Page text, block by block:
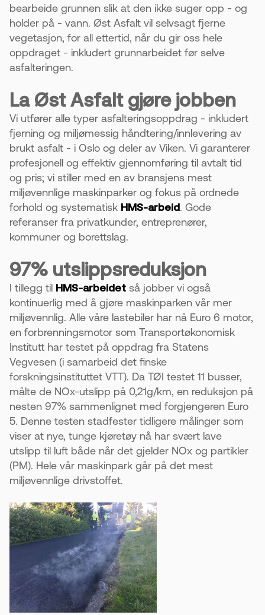
bearbeide grunnen slik at den ikke suger opp - og
holder på - vann. Øst Asfalt vil selvsagt fjerne
vegetasjon, for all ettertid, når du gir oss hele
oppdraget - inkludert grunnarbeidet før selve
asfalteringen.
La Øst Asfalt gjøre jobben
Vi utfører alle typer asfalteringsoppdrag - inkludert
fjerning og miljømessig håndtering/innlevering av
brukt asfalt - i Oslo og deler av Viken. Vi garanterer
profesjonell og effektiv gjennomføring til avtalt tid
og pris; vi stiller med en av bransjens mest
miljøvennlige maskinparker og fokus på ordnede
forhold og systematisk HMS-arbeid. Gode
referanser fra privatkunder, entreprenører,
kommuner og borettslag.
97% utslippsreduksjon
I tillegg til HMS-arbeidet så jobber vi også
kontinuerlig med å gjøre maskinparken vår mer
miljøvennlig. Alle våre lastebiler har nå Euro 6 motor,
en forbrenningsmotor som Transportøkonomisk
Institutt har testet på oppdrag fra Statens
Vegvesen (i samarbeid det finske
forskningsinstituttet VTT). Da TØI testet 11 busser,
målte de NOx-utslipp på 0,21g/km, en reduksjon på
nesten 97% sammenlignet med forgjengeren Euro
5. Denne testen stadfester tidligere målinger som
viser at nye, tunge kjøretøy nå har svært lave
utslipp til luft både når det gjelder NOx og partikler
(PM). Hele vår maskinpark går på det mest
miljøvennlige drivstoffet.